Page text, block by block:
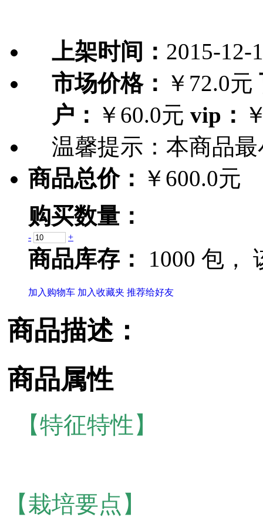
上架时间： 2015-12-
市场价格： ￥72.0元
户： ￥60.0元 vip：
温馨提示： 本商品
商品总价： ￥600.0元
购买数量：
- +
商品库存： 1000 包，
加入购物车 加入收藏夹 推荐给好友
商品描述：
商品属性
【特征特性】
【栽培要点】